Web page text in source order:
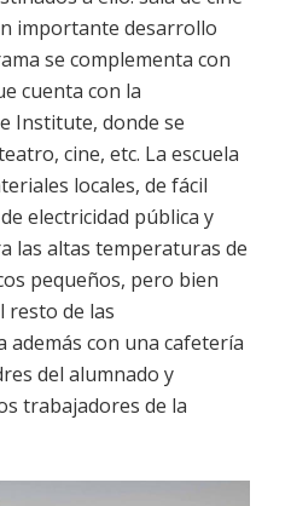
importante desarrollo
se complementa con
cuenta con la
Institute, donde se
cine, etc. La escuela
locales, de fácil
electricidad pública y
las altas temperaturas de
pequeños, pero bien
resto de las
además con una cafetería
del alumnado y
trabajadores de la